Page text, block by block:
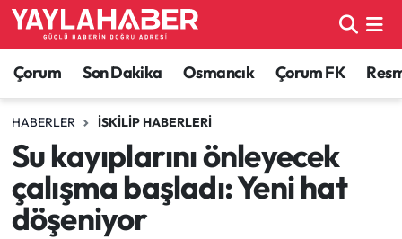
Çorum Son Dakika Osmancık Çorum FK
HABERLER İSKILIP HABERLERI
Su kayıplarını önleyecek
çalışma başladı: Yeni hat
döşeniyor
Alaca Haberleri
Bayat Haberleri
Bilgi - Keşfet Haberleri
Bilim ve Teknoloji
Çorum Nöbetçi Eczaneler
Çorum Hava Durumu
Çorum Namaz Vakitleri
Çorum Trafik Yoğunluk Haritası